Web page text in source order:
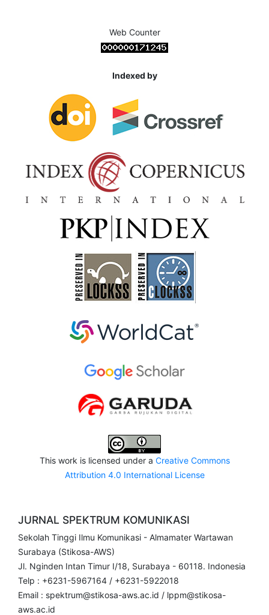
Web Counter
Indexed by
This work is licensed under a Creative Commons
Attribution 4.0 International License
JURNAL SPEKTRUM KOMUNIKASI
Sekolah Tinggi Ilmu Komunikasi - Almamater Wartawan
Surabaya (Stikosa-AWS)
Jl. Nginden Intan Timur I/18, Surabaya - 60118. Indonesia
Telp : +6231-5967164 / +6231-5922018
Email : spektrum@stikosa-aws.ac.id / lppm@stikosa-
aws.ac.id